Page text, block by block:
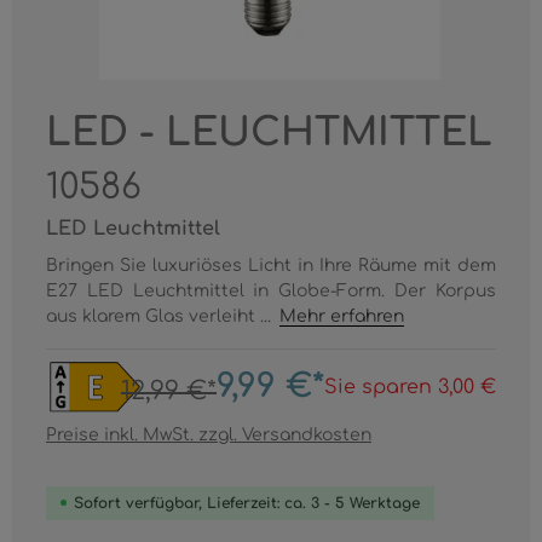
LED - LEUCHTMITTEL
10586
LED Leuchtmittel
Bringen Sie luxuriöses Licht in Ihre Räume mit dem
E27 LED Leuchtmittel in Globe-Form. Der Korpus
aus klarem Glas verleiht ...
Mehr erfahren
12,99 €*9,99 €*Sie sparen 3,00 €
Preise inkl. MwSt. zzgl. Versandkosten
Sofort verfügbar, Lieferzeit: ca. 3 - 5 Werktage